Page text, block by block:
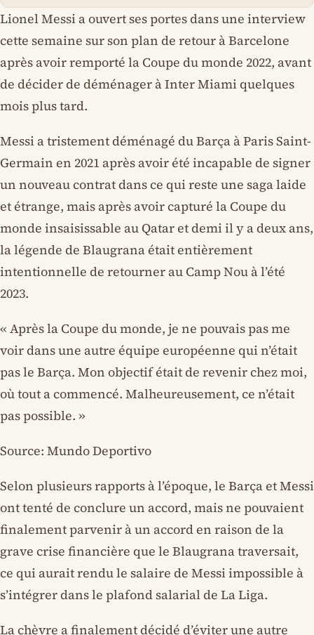
Lionel Messi a ouvert ses portes dans une interview
cette semaine sur son plan de retour à Barcelone
après avoir remporté la Coupe du monde 2022, avant
de décider de déménager à Inter Miami quelques
mois plus tard.
Messi a tristement déménagé du Barça à Paris Saint-
Germain en 2021 après avoir été incapable de signer
un nouveau contrat dans ce qui reste une saga laide
et étrange, mais après avoir capturé la Coupe du
monde insaisissable au Qatar et demi il y a deux ans,
la légende de Blaugrana était entièrement
intentionnelle de retourner au Camp Nou à l’été
2023.
« Après la Coupe du monde, je ne pouvais pas me
voir dans une autre équipe européenne qui n’était
pas le Barça. Mon objectif était de revenir chez moi,
où tout a commencé. Malheureusement, ce n’était
pas possible. »
Source: Mundo Deportivo
Selon plusieurs rapports à l’époque, le Barça et Messi
ont tenté de conclure un accord, mais ne pouvaient
finalement parvenir à un accord en raison de la
grave crise financière que le Blaugrana traversait,
ce qui aurait rendu le salaire de Messi impossible à
s’intégrer dans le plafond salarial de La Liga.
La chèvre a finalement décidé d’éviter une autre